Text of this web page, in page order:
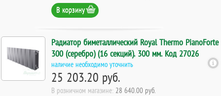
В корзину
Радиатор биметаллический Royal Thermo PianoForte
300 (серебро) (16 секций). 300 мм. Код 27026
наличие необходимо уточнить
25 203.20 руб.
В розничном магазине: 28 640.00 руб.